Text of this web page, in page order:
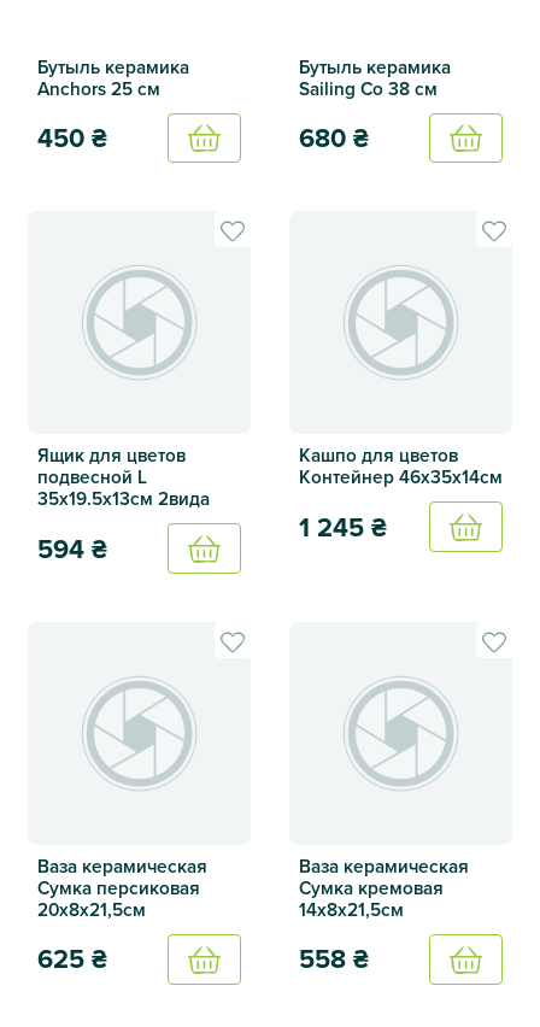
Бутыль керамика
Anchors 25 см
450₴
Купить
Бутыль керамика
Sailing Co 38 см
680₴
Купить
Ящик для цветов
подвесной L
35х19.5х13см 2вида
594₴
Купить
Кашпо для цветов
Контейнер 46х35х14см
1 245₴
Купить
Ваза керамическая
Сумка персиковая
20х8х21,5см
625₴
Купить
Ваза керамическая
Сумка кремовая
14х8х21,5см
558₴
Купить